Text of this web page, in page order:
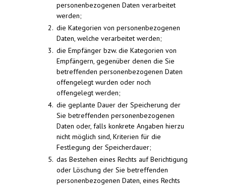
personenbezogenen Daten verarbeitet
werden;
die Kategorien von personenbezogenen
Daten, welche verarbeitet werden;
die Empfänger bzw. die Kategorien von
Empfängern, gegenüber denen die Sie
betreffenden personenbezogenen Daten
offengelegt wurden oder noch
offengelegt werden;
die geplante Dauer der Speicherung der
Sie betreffenden personenbezogenen
Daten oder, falls konkrete Angaben hierzu
nicht möglich sind, Kriterien für die
Festlegung der Speicherdauer;
das Bestehen eines Rechts auf Berichtigung
oder Löschung der Sie betreffenden
personenbezogenen Daten, eines Rechts